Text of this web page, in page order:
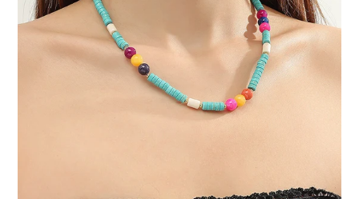
BAUMWOLLE UND LEINEN
Einloggen oder Konto erstellen